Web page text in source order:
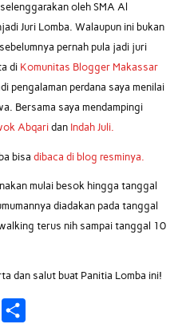
oleh SMA Al
Juri Lomba. Walaupun ini bukan
pernah pula jadi juri
diKomunitas Blogger Makassar
pengalaman perdana saya menilai
Bersama saya mendampingi
Abqaridan Indah Juli.
bisa dibaca di blog resminya.
mulai besok hingga tanggal
diadakan pada tanggal
terus nih sampai tanggal 10
dan salut buat Panitia Lomba ini!